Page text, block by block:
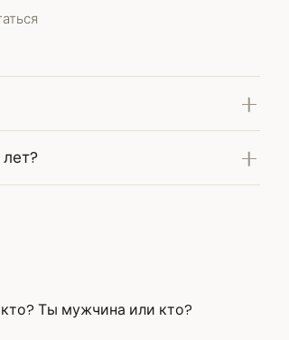
Ты мужчина или кто?